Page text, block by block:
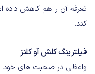
تعرفه آن را هم کاهش داده
کند.
فیلترینگ کلش آو کلنز
واعظی در صحبت های خود